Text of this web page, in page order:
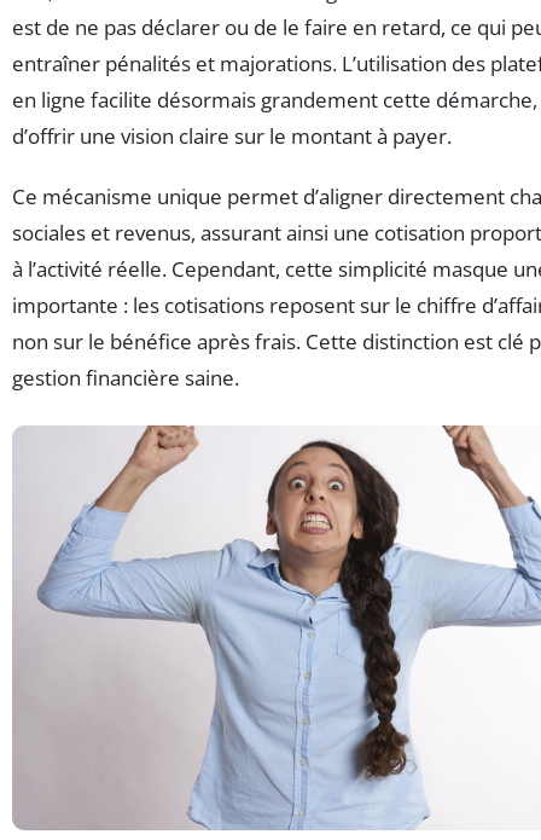
est de ne pas déclarer ou de le faire en retard, ce qui
entraîner pénalités et majorations. L’utilisation des
en ligne facilite désormais grandement cette
d’offrir une vision claire sur le montant à payer.
Ce mécanisme unique permet d’aligner directement
sociales et revenus, assurant ainsi une cotisation
à l’activité réelle. Cependant, cette simplicité masque
importante : les cotisations reposent sur le chiffre
non sur le bénéfice après frais. Cette distinction est clé
gestion financière saine.